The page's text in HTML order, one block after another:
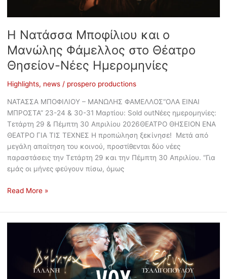
Η Νατάσσα Μποφίλιου και ο
Μανώλης Φάμελλος στο Θέατρο
Θησείον-Νέες Ημερομηνίες
Highlights, news/ prospero productions
ΝΑΤΑΣΣΑ ΜΠΟΦΙΛΙΟΥ – ΜΑΝΩΛΗΣ ΦΑΜΕΛΛΟΣ“ΟΛΑ ΕΙΝΑΙ
ΜΠΡΟΣΤΑ” 23-24 & 30-31 Μαρτίου: Sold outΝέες ημερομηνίες:
Τετάρτη 29 & Πέμπτη 30 Απριλίου 2026ΘΕΑΤΡΟ ΘΗΣΕΙΟΝ ΕΝΑ
ΘΕΑΤΡΟ ΓΙΑ ΤΙΣ ΤΕΧΝΕΣ Η προπώληση ξεκίνησε! Μετά από
μεγάλη απαίτηση του κοινού, προστίθενται δύο νέες
παραστάσεις την Τετάρτη 29 και την Πέμπτη 30 Απριλίου. “Για
εμάς οι μήνες φεύγουν πίσω, όμως
Read More »